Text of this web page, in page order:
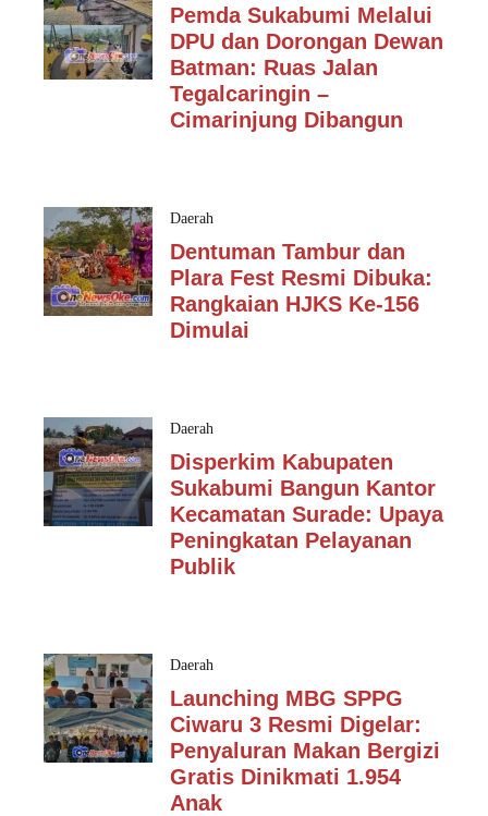
Pemda Sukabumi Melalui
DPU dan Dorongan Dewan
Batman: Ruas Jalan
Tegalcaringin –
Cimarinjung Dibangun
Daerah
Dentuman Tambur dan
Plara Fest Resmi Dibuka:
Rangkaian HJKS Ke-156
Dimulai
Daerah
Disperkim Kabupaten
Sukabumi Bangun Kantor
Kecamatan Surade: Upaya
Peningkatan Pelayanan
Publik
Daerah
Launching MBG SPPG
Ciwaru 3 Resmi Digelar:
Penyaluran Makan Bergizi
Gratis Dinikmati 1.954
Anak